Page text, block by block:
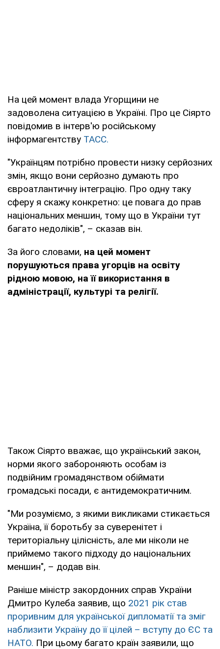
На цей момент влада Угорщини не
задоволена ситуацією в Україні. Про це Сіярто
повідомив в інтерв'ю російському
інформагентству ТАСС.
"Українцям потрібно провести низку серйозних
змін, якщо вони серйозно думають про
євроатлантичну інтеграцію. Про одну таку
сферу я скажу конкретно: це повага до прав
національних меншин, тому що в України тут
багато недоліків", – сказав він.
За його словами, на цей момент
порушуються права угорців на освіту
рідною мовою, на її використання в
адміністрації, культурі та релігії.
Також Сіярто вважає, що український закон,
норми якого забороняють особам із
подвійним громадянством обіймати
громадські посади, є антидемократичним.
"Ми розуміємо, з якими викликами стикається
Україна, її боротьбу за суверенітет і
територіальну цілісність, але ми ніколи не
приймемо такого підходу до національних
меншин", – додав він.
Раніше міністр закордонних справ України
Дмитро Кулеба заявив, що 2021 рік став
проривним для української дипломатії та зміг
наблизити Україну до її цілей – вступу до ЄС та
НАТО. При цьому багато країн заявили, що